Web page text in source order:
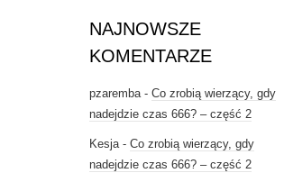
NAJNOWSZE
KOMENTARZE
pzaremba- Co zrobią wierzący, gdy
nadejdzie czas 666? – część 2
Kesja- Co zrobią wierzący, gdy
nadejdzie czas 666? – część 2